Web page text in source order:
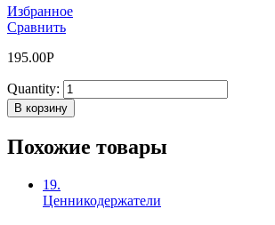
Избранное
Сравнить
195.00Р
Quantity:
В корзину
Похожие товары
19.
Ценникодержатели